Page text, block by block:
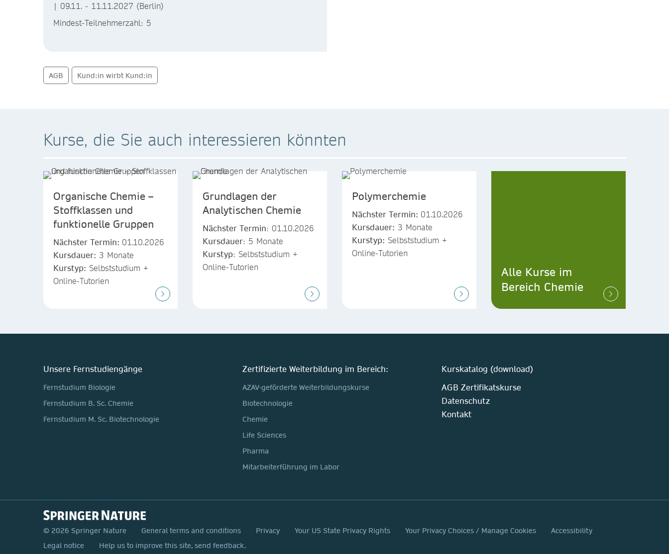
| 09.11. - 11.11.2027 (Berlin)
Mindest-Teilnehmerzahl: 5
AGB Kund:in wirbt Kund:in
Kurse, die Sie auch interessieren könnten
Organische Chemie –
Stoffklassen und
funktionelle Gruppen
Nächster Termin: 01.10.2026
Kursdauer: 3 Monate
Kurstyp: Selbststudium +
Online-Tutorien
Grundlagen der
Analytischen Chemie
Nächster Termin: 01.10.2026
Kursdauer: 5 Monate
Kurstyp: Selbststudium +
Online-Tutorien
Polymerchemie
Nächster Termin: 01.10.2026
Kursdauer: 3 Monate
Kurstyp: Selbststudium +
Online-Tutorien
Alle Kurse im
Bereich Chemie
Unsere Fernstudiengänge
Fernstudium Biologie
Fernstudium B. Sc. Chemie
Fernstudium M. Sc. Biotechnologie
Zertifizierte Weiterbildung im Bereich:
AZAV-geförderte Weiterbildungskurse
Biotechnologie
Chemie
Life Sciences
Pharma
Mitarbeiterführung im Labor
Kurskatalog (download)
AGB Zertifikatskurse
Datenschutz
Kontakt
© 2026 Springer Nature General terms and conditions Privacy Your US State Privacy Rights Your Privacy Choices / Manage Cookies
Accessibility
Legal notice
Help us to improve this site, send feedback.